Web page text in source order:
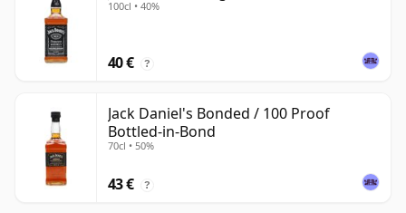
100cl • 40%
40 € ?
Jack Daniel's Bonded / 100 Proof
Bottled-in-Bond
70cl • 50%
43 € ?